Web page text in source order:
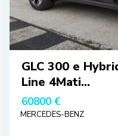
GLC 300 e
Line 4Mati...
60800 €
MERCEDES-BENZ